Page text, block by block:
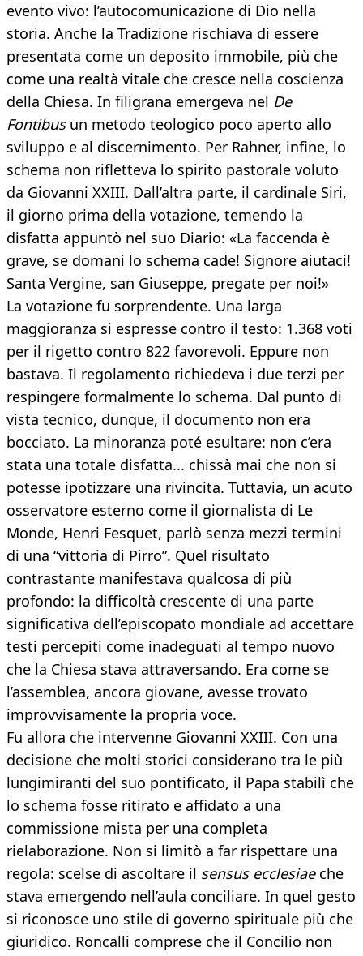
evento vivo: l’autocomunicazione di Dio nella
storia. Anche la Tradizione rischiava di essere
presentata come un deposito immobile, più che
come una realtà vitale che cresce nella coscienza
della Chiesa. In filigrana emergeva nel De
Fontibus un metodo teologico poco aperto allo
sviluppo e al discernimento. Per Rahner, infine, lo
schema non rifletteva lo spirito pastorale voluto
da Giovanni XXIII. Dall’altra parte, il cardinale Siri,
il giorno prima della votazione, temendo la
disfatta appuntò nel suo Diario: «La faccenda è
grave, se domani lo schema cade! Signore aiutaci!
Santa Vergine, san Giuseppe, pregate per noi!»
La votazione fu sorprendente. Una larga
maggioranza si espresse contro il testo: 1.368 voti
per il rigetto contro 822 favorevoli. Eppure non
bastava. Il regolamento richiedeva i due terzi per
respingere formalmente lo schema. Dal punto di
vista tecnico, dunque, il documento non era
bocciato. La minoranza poté esultare: non c’era
stata una totale disfatta... chissà mai che non si
potesse ipotizzare una rivincita. Tuttavia, un acuto
osservatore esterno come il giornalista di Le
Monde, Henri Fesquet, parlò senza mezzi termini
di una “vittoria di Pirro”. Quel risultato
contrastante manifestava qualcosa di più
profondo: la difficoltà crescente di una parte
significativa dell’episcopato mondiale ad accettare
testi percepiti come inadeguati al tempo nuovo
che la Chiesa stava attraversando. Era come se
l’assemblea, ancora giovane, avesse trovato
improvvisamente la propria voce.
Fu allora che intervenne Giovanni XXIII. Con una
decisione che molti storici considerano tra le più
lungimiranti del suo pontificato, il Papa stabilì che
lo schema fosse ritirato e affidato a una
commissione mista per una completa
rielaborazione. Non si limitò a far rispettare una
regola: scelse di ascoltare il sensus ecclesiae che
stava emergendo nell’aula conciliare. In quel gesto
si riconosce uno stile di governo spirituale più che
giuridico. Roncalli comprese che il Concilio non